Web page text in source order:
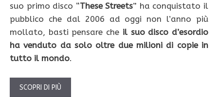
suo primo disco “These Streets” ha conquistato il
pubblico che dal 2006 ad oggi non l’anno più
mollato, basti pensare che il suo disco d’esordio
ha venduto da solo oltre due milioni di copie in
tutto il mondo.
SCOPRI DI PIÙ